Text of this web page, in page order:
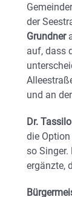
der
Grundner
auf, dass
und an
Dr.
die
so Singer.
ergänzte,